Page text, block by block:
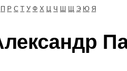
П Р С Т У Ф Х Ц Ч Ш Щ Э Ю Я